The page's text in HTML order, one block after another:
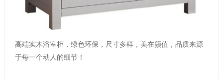
高端实木浴室柜，绿色环保，尺寸多样，美在颜值，品质来源
于每一个动人的细节！